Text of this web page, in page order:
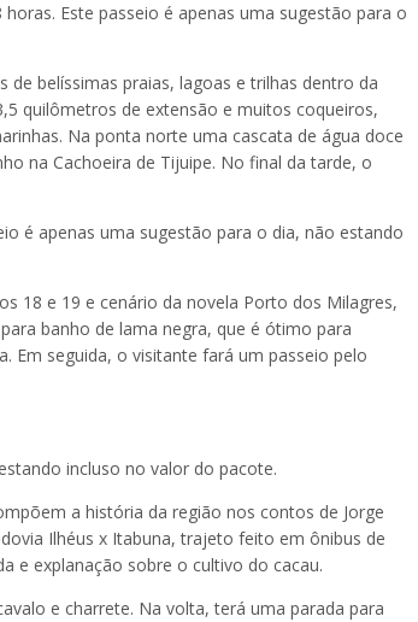
horas. Este passeio é apenas uma sugestão para o
belíssimas praias, lagoas e trilhas dentro da
quilômetros de extensão e muitos coqueiros,
Na ponta norte uma cascata de água doce
na Cachoeira de Tijuipe. No final da tarde, o
é apenas uma sugestão para o dia, não estando
18 e 19 e cenário da novela Porto dos Milagres,
banho de lama negra, que é ótimo para
Em seguida, o visitante fará um passeio pelo
incluso no valor do pacote.
a história da região nos contos de Jorge
Ilhéus x Itabuna, trajeto feito em ônibus de
e explanação sobre o cultivo do cacau.
e charrete. Na volta, terá uma parada para